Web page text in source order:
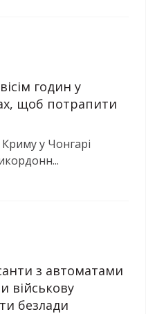
годин у
щоб потрапити
у Чонгарі
з автоматами
військову
безлади